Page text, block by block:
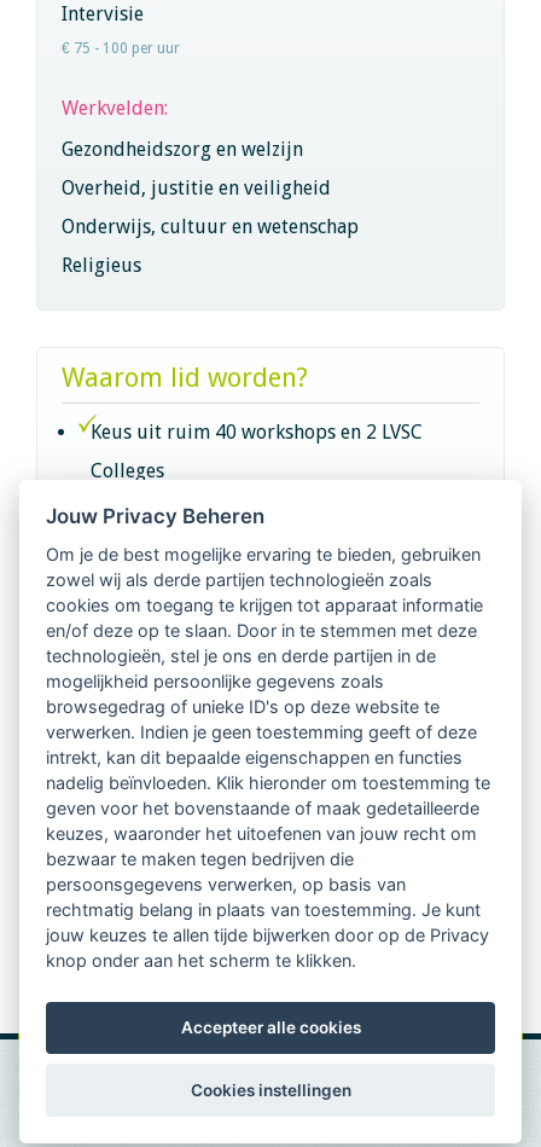
Intervisie
€ 75 - 100 per uur
Werkvelden:
Gezondheidszorg en welzijn
Overheid, justitie en veiligheid
Onderwijs, cultuur en wetenschap
Religieus
Waarom lid worden?
Keus uit ruim 40 workshops en 2 LVSC
Colleges
Intervisie met geregistreerde vakgenoten
Netwerk van 2100 professionals in 14
regio's
Vindbaar voor opdrachtgevers
Tijdschrift voor
Begeleidingskunde & kennisbank
Beroepsregistratie (LVSC keurmerk)
Lid worden van LVSC
Jouw Privacy Beheren
Om je de best mogelijke ervaring te bieden, gebruiken
zowel wij als derde partijen technologieën zoals
cookies om toegang te krijgen tot apparaat informatie
en/of deze op te slaan. Door in te stemmen met deze
technologieën, stel je ons en derde partijen in de
mogelijkheid persoonlijke gegevens zoals
browsegedrag of unieke ID's op deze website te
verwerken. Indien je geen toestemming geeft of deze
intrekt, kan dit bepaalde eigenschappen en functies
nadelig beïnvloeden. Klik hieronder om toestemming te
geven voor het bovenstaande of maak gedetailleerde
keuzes, waaronder het uitoefenen van jouw recht om
bezwaar te maken tegen bedrijven die
persoonsgegevens verwerken, op basis van
rechtmatig belang in plaats van toestemming. Je kunt
jouw keuzes te allen tijde bijwerken door op de Privacy
knop onder aan het scherm te klikken.
Accepteer alle cookies
Cookies instellingen